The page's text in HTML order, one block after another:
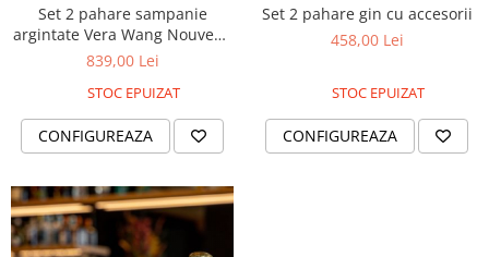
Set 2 pahare sampanie
argintate Vera Wang Nouveau
Pearl
839,00 Lei
STOC EPUIZAT
CONFIGUREAZA
Set 2 pahare gin cu accesorii
458,00 Lei
STOC EPUIZAT
CONFIGUREAZA